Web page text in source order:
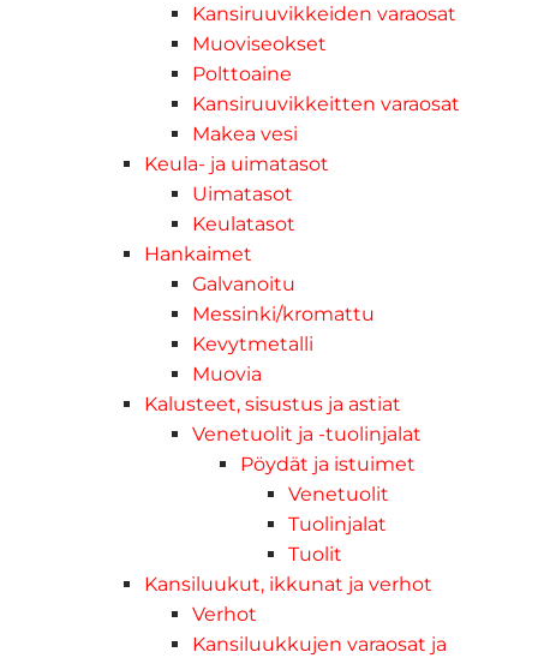
Kansiruuvikkeiden varaosat
Muoviseokset
Polttoaine
Kansiruuvikkeitten varaosat
Makea vesi
Keula- ja uimatasot
Uimatasot
Keulatasot
Hankaimet
Galvanoitu
Messinki/kromattu
Kevytmetalli
Muovia
Kalusteet, sisustus ja astiat
Venetuolit ja -tuolinjalat
Pöydät ja istuimet
Venetuolit
Tuolinjalat
Tuolit
Kansiluukut, ikkunat ja verhot
Verhot
Kansiluukkujen varaosat ja